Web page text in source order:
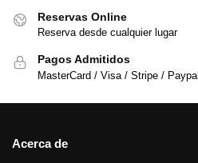
Reservas Online
Reserva desde cualquier lugar
Pagos Admitidos
MasterCard / Visa / Stripe / Paypal
Acerca de